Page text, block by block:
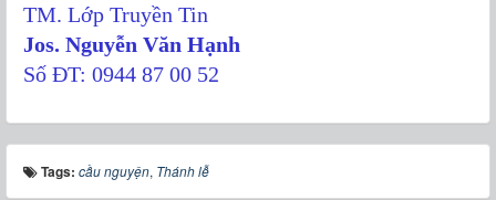
TM. Lớp Truyền Tin
Jos. Nguyễn Văn Hạnh
Số ĐT: 0944 87 00 52
Tags: cầu nguyện, Thánh lễ